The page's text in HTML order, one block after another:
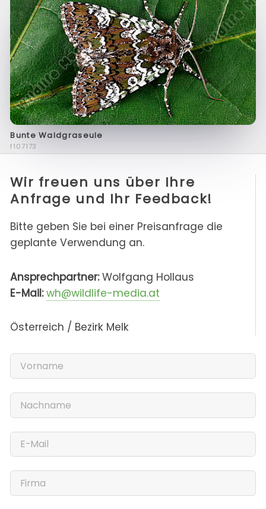
Bunte Waldgraseule
f107173
Wir freuen uns über Ihre
Anfrage und Ihr Feedback!
Bitte geben Sie bei einer Preisanfrage die
geplante Verwendung an.
Ansprechpartner:Wolfgang Hollaus
E-Mail: wh@wildlife-media.at
Österreich / Bezirk Melk